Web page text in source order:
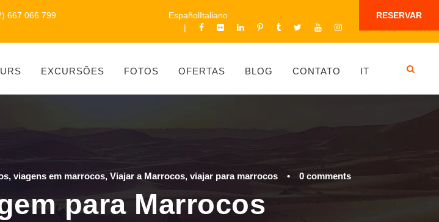
667 066 799 RESERVAR
EspañolItaliano
EXCURSÕES FOTOS OFERTAS BLOG CONTATO IT
, viagens em marrocos, Viajar a Marrocos, viajar para marrocos • 0 comments
para Marrocos